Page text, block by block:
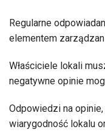
Regularne
elementem
Właściciele lokali
negatywne opinie
Odpowiedzi na
wiarygodność lokalu